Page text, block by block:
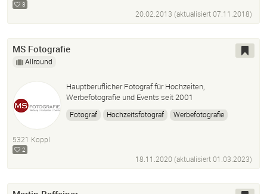
3
20.02.2013 (aktualisiert07.11.2018)
MS Fotografie
Allround
Hauptberuflicher Fotograf für Hochzeiten,
Werbefotografie und Events seit 2001
Fotograf Hochzeitsfotograf
Werbefotografie
5321 Koppl
2
18.11.2020 (aktualisiert01.03.2023)